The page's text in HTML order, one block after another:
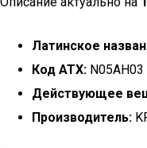
Латинское
Код АТХ: N05AH03
Действующее
Производитель: